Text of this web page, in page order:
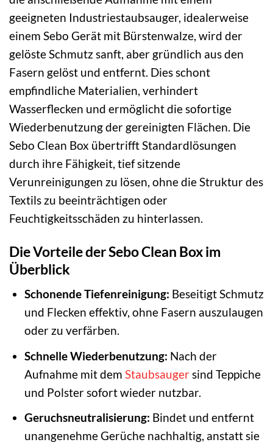
geeigneten Industriestaubsauger, idealerweise
einem Sebo Gerät mit Bürstenwalze, wird der
gelöste Schmutz sanft, aber gründlich aus den
Fasern gelöst und entfernt. Dies schont
empfindliche Materialien, verhindert
Wasserflecken und ermöglicht die sofortige
Wiederbenutzung der gereinigten Flächen. Die
Sebo Clean Box übertrifft Standardlösungen
durch ihre Fähigkeit, tief sitzende
Verunreinigungen zu lösen, ohne die Struktur des
Textils zu beeinträchtigen oder
Feuchtigkeitsschäden zu hinterlassen.
Die Vorteile der Sebo Clean Box im
Überblick
Schonende Tiefenreinigung: Beseitigt Schmutz
und Flecken effektiv, ohne Fasern auszulaugen
oder zu verfärben.
Schnelle Wiederbenutzung: Nach der
Aufnahme mit dem Staubsaugersind Teppiche
und Polster sofort wieder nutzbar.
Geruchsneutralisierung: Bindet und entfernt
unangenehme Gerüche nachhaltig, anstatt sie